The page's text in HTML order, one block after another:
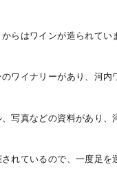
らはワインが造られてい
ワイナリーがあり、河
写真などの資料があり
れているので、一度足を